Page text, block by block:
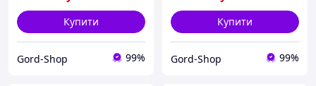
Купити
Gord-Shop 99%
Купити
Gord-Shop 99%